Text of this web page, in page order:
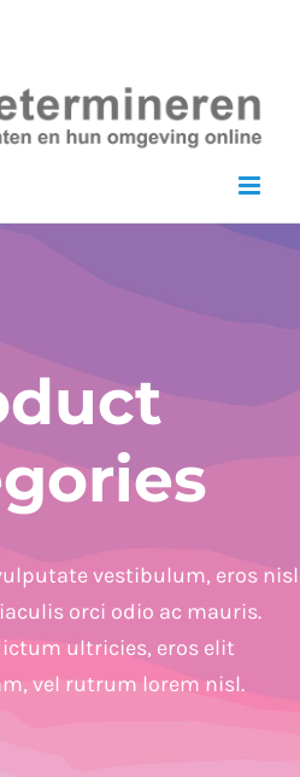
vestibulum, eros nisl
orci odio ac mauris.
ultricies, eros elit
vel rutrum lorem nisl.